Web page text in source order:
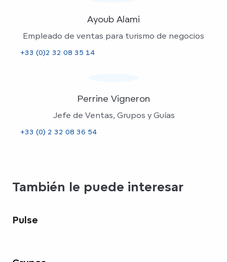
Ayoub Alami
Empleado de ventas para turismo de negocios
+33 (0)2 32 08 35 14
Perrine Vigneron
Jefe de Ventas, Grupos y Guías
+33 (0) 2 32 08 36 54
También le puede interesar
Pulse